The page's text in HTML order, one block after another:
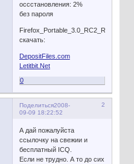
оссстановления: 2%
без пароля
Firefox_Portable_3.0_RC2_Rus.rar
скачать:
DepositFiles.com
Letitbit.Net
0
Поделиться 2
2008-
09-09 18:22:52
А дай пожалуйста
ссылочку на свежии и
бесплатный ICQ.
Если не трудно. А то до сих